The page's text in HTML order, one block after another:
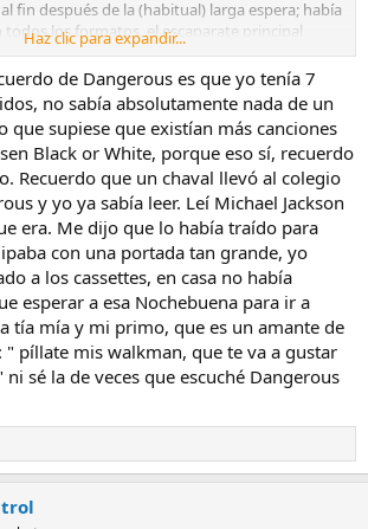
fin después de la (habitual) larga espera; había
todos los formatos, el escaparate principal
imitador old school
-cuando el tema por
a mayoresde profesionalizarse en tal
y lo recuerdo con mucho entusiasmo,
de la que vende tanto ahora, ¡uuups!), lo que
el disco en tiempo real , eso es un regalo de la
que tener sus ventajas-
Haz clic para expandir...
de Dangerous es que yo tenía 7
no sabía absolutamente nada de un
que supiese que existían más canciones
Black or White, porque eso sí, recuerdo
Recuerdo que un chaval llevó al colegio
y yo ya sabía leer. Leí Michael Jackson
era. Me dijo que lo había traído para
con una portada tan grande, yo
a los cassettes, en casa no había
esperar a esa Nochebuena para ir a
tía mía y mi primo, que es un amante de
" píllate mis walkman, que te va a gustar
sé la de veces que escuché Dangerous